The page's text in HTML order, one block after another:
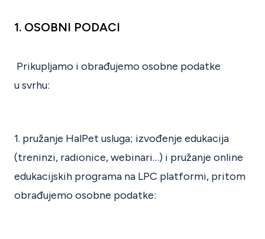
1. OSOBNI PODACI
Prikupljamo i obrađujemo osobne podatke
u svrhu:
1. pružanje HalPet usluga; izvođenje edukacija
(treninzi, radionice, webinari…) i pružanje online
edukacijskih programa na LPC platformi, pritom
obrađujemo osobne podatke: